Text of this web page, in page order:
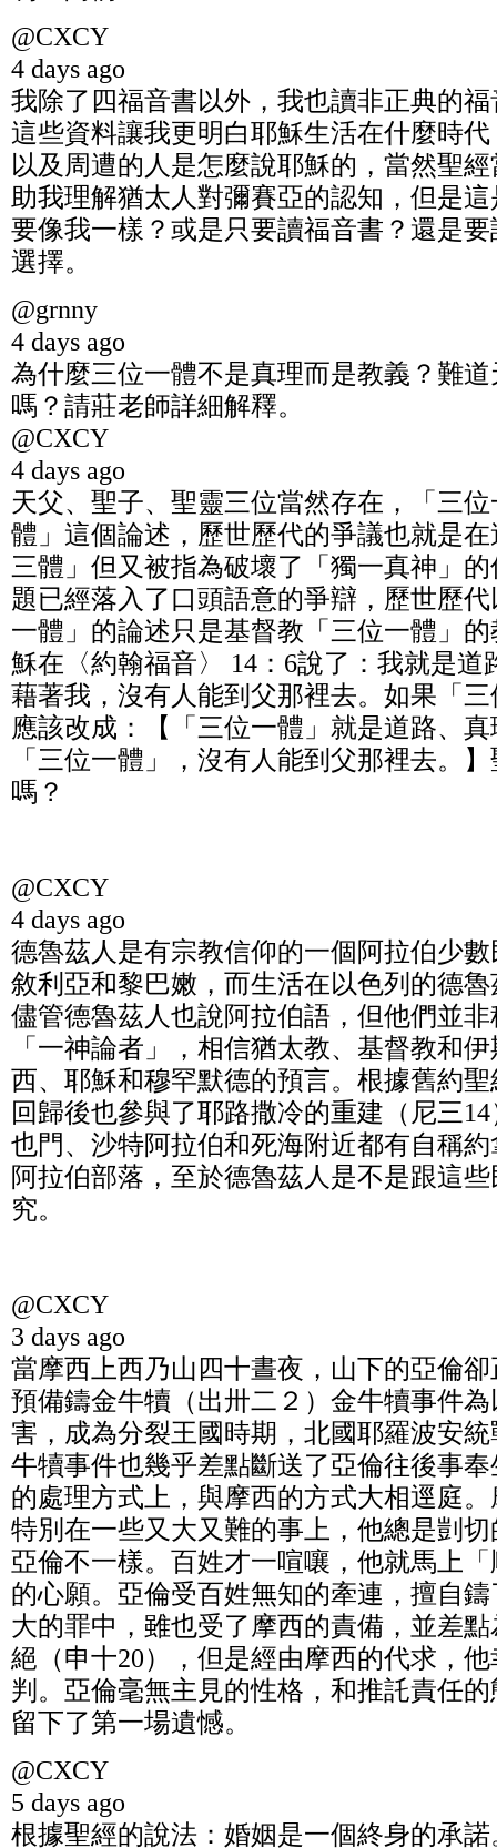
@CXCY
4 days ago
我除了四福音書以外，我也讀非正典的
這些資料讓我更明白耶穌生活在什麼時
以及周遭的人是怎麼說耶穌的，當然聖
助我理解猶太人對彌賽亞的認知，但是
要像我一樣？或是只要讀福音書？還是
選擇。
@grnny
4 days ago
為什麼三位一體不是真理而是教義？難
嗎？請莊老師詳細解釋。
@CXCY
4 days ago
天父、聖子、聖靈三位當然存在，「三
體」這個論述，歷世歷代的爭議也就是
三體」但又被指為破壞了「獨一真神」
題已經落入了口頭語意的爭辯，歷世歷
一體」的論述只是基督教「三位一體」
穌在〈約翰福音〉 14：6說了：我就是道
藉著我，沒有人能到父那裡去。如果「
應該改成：【「三位一體」就是道路、
「三位一體」，沒有人能到父那裡去。
嗎？
@CXCY
4 days ago
德魯茲人是有宗教信仰的一個阿拉伯少
敘利亞和黎巴嫩，而生活在以色列的德
儘管德魯茲人也說阿拉伯語，但他們並
「一神論者」，相信猶太教、基督教和
西、耶穌和穆罕默德的預言。根據舊約
回歸後也參與了耶路撒冷的重建（尼三
也門、沙特阿拉伯和死海附近都有自稱
阿拉伯部落，至於德魯茲人是不是跟這
究。
@CXCY
3 days ago
當摩西上西乃山四十晝夜，山下的亞倫
預備鑄金牛犢（出卅二２）金牛犢事件
害，成為分裂王國時期，北國耶羅波安
牛犢事件也幾乎差點斷送了亞倫往後事
的處理方式上，與摩西的方式大相逕庭
特別在一些又大又難的事上，他總是剴
亞倫不一樣。百姓才一喧嚷，他就馬上
的心願。亞倫受百姓無知的牽連，擅自
大的罪中，雖也受了摩西的責備，並差
絕（申十20），但是經由摩西的代求，
判。亞倫毫無主見的性格，和推託責任
留下了第一場遺憾。
@CXCY
5 days ago
根據聖經的說法：婚姻是一個終身的承